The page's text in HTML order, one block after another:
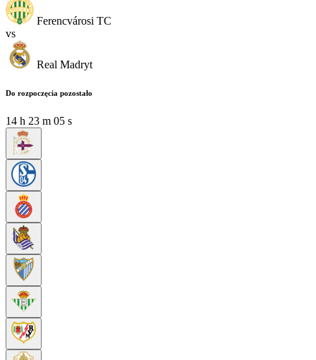
Ferencvárosi TC
vs
Real Madryt
Do rozpoczęcia pozostało
14 h 23 m 03 s